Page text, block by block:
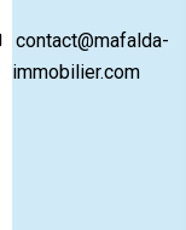
contact@mafalda-
immobilier.com